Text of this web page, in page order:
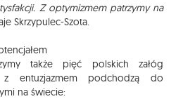
Z optymizmem patrzymy na
Skrzypulec-Szota.
także pięć polskich załóg
z entuzjazmem podchodzą do
na świecie: